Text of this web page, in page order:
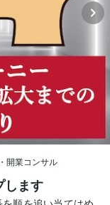
開業コンサル
します